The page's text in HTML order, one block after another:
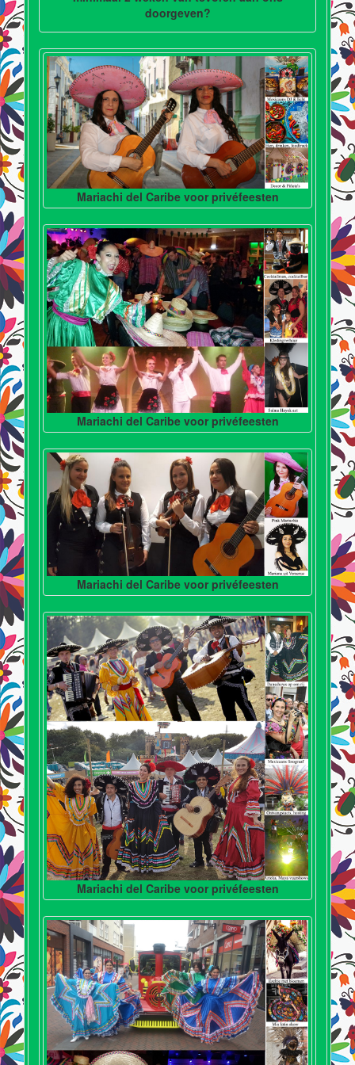
doorgeven?
Mariachi del Caribe voor privéfeesten
Mariachi del Caribe voor privéfeesten
Mariachi del Caribe voor privéfeesten
Mariachi del Caribe voor privéfeesten